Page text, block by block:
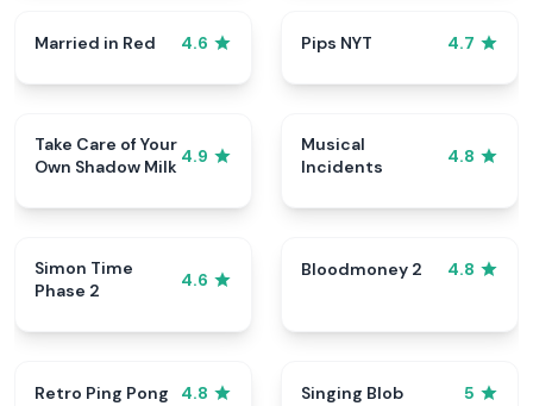
Married in Red 4.6 Pips NYT 4.7
Take Care of Your
Own Shadow Milk 4.9
Musical
Incidents
4.8
Simon Time
Phase 2
4.6
Bloodmoney 2 4.8
Retro Ping Pong 4.8 Singing Blob 5